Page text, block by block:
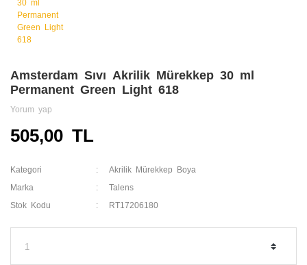
Amsterdam Sıvı Akrilik Mürekkep 30 ml
Permanent Green Light 618
Yorum yap
505,00 TL
Kategori Akrilik Mürekkep Boya
Marka Talens
Stok Kodu RT17206180